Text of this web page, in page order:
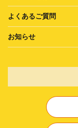
よくあるご質問
お知らせ